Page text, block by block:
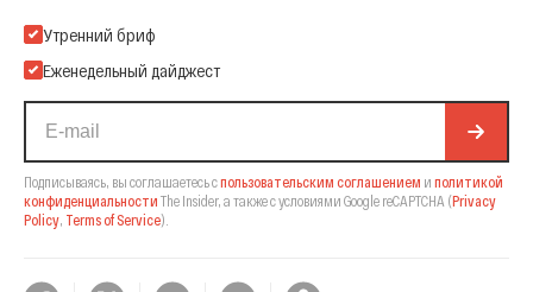
Подпишитесь на нашу Email-рассылку
Утренний бриф
Еженедельный дайджест
Подписываясь, вы соглашаетесь спользовательским соглашением и политикой
конфиденциальности The Insider, а также с условиями Google reCAPTCHA (Privacy
Policy, Terms of Service).